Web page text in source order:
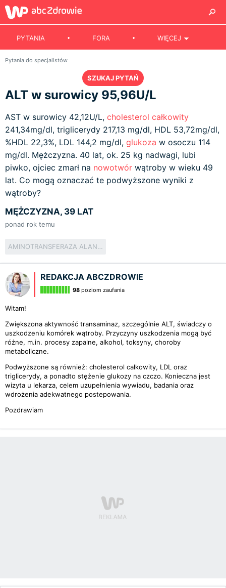
PYTANIA FORA WIĘCEJ
Pytania do specjalistów
SZUKAJ PYTAŃ
ALT w surowicy 95,96U/L
AST w surowicy 42,12U/L, cholesterol całkowity
241,34mg/dl, triglicerydy 217,13 mg/dl, HDL 53,72mg/dl,
%HDL 22,3%, LDL 144,2 mg/dl, glukoza w osoczu 114
mg/dl. Mężczyzna. 40 lat, ok. 25 kg nadwagi, lubi
piwko, ojciec zmarł na nowotwór wątroby w wieku 49
lat. Co mogą oznaczać te podwyższone wyniki z
wątroby?
MĘŻCZYZNA, 39 LAT
ponad rok temu
AMINOTRANSFERAZA ALANINOWA
REDAKCJA ABCZDROWIE
98 poziom zaufania
Witam!
Zwiększona aktywność transaminaz, szczególnie ALT, świadczy o
uszkodzeniu komórek wątroby. Przyczyny uszkodzenia mogą być
różne, m.in. procesy zapalne, alkohol, toksyny, choroby
metaboliczne.
Podwyższone są również: cholesterol całkowity, LDL oraz
triglicerydy, a ponadto stężenie glukozy na czczo. Konieczna jest
wizyta u lekarza, celem uzupełnienia wywiadu, badania oraz
wdrożenia adekwatnego postepowania.
Pozdrawiam